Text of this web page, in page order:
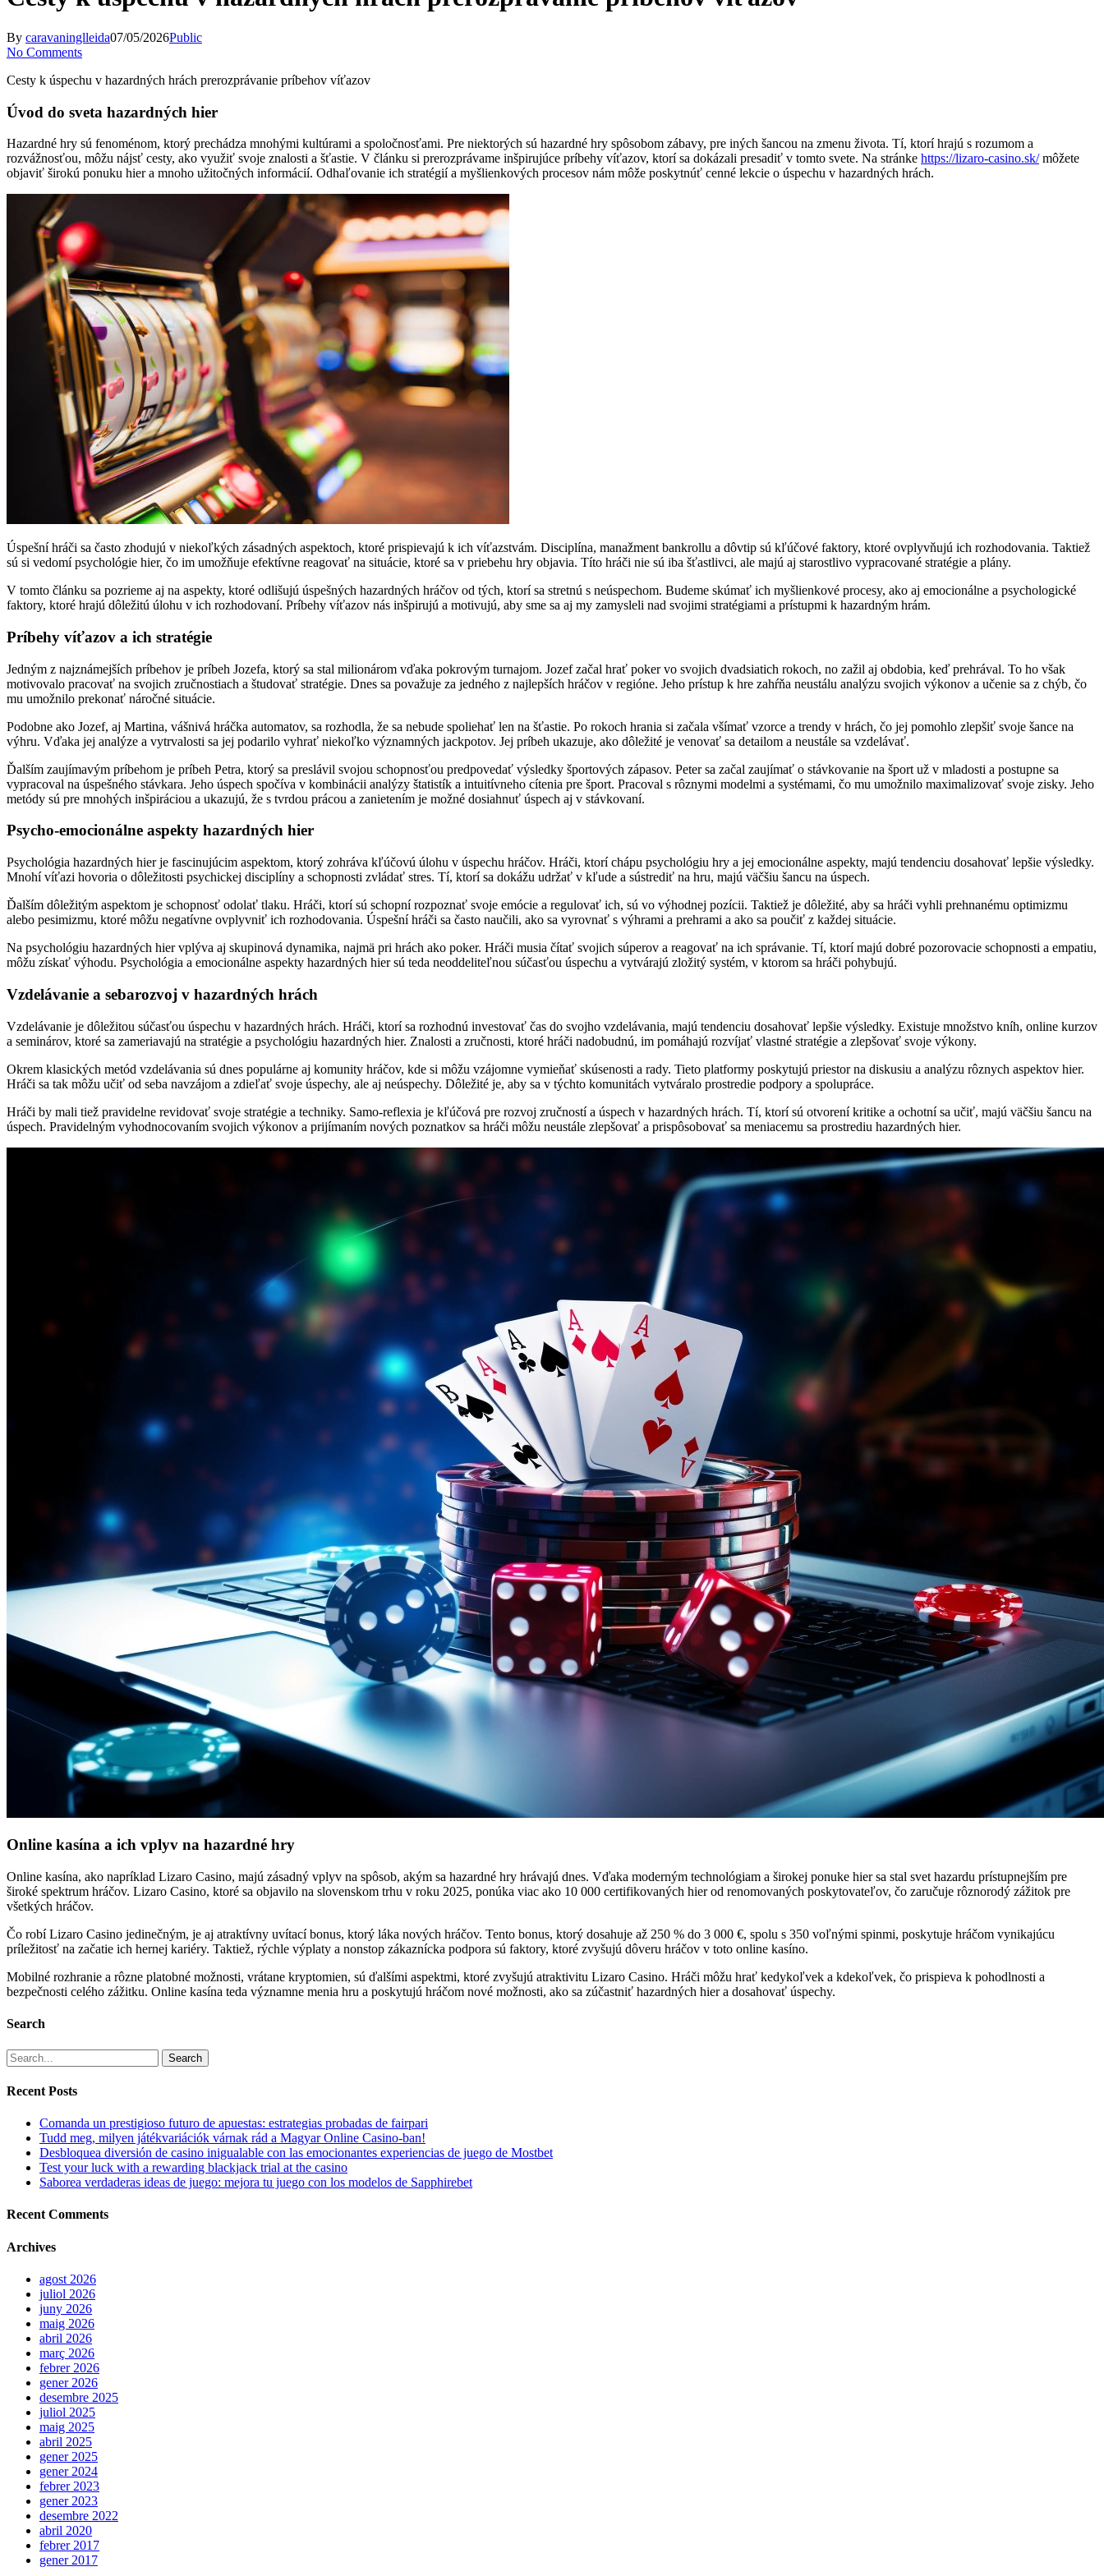
By caravaninglleida07/05/2026Public
No Comments
Cesty k úspechu v hazardných hrách prerozprávanie príbehov víťazov
Úvod do sveta hazardných hier
Hazardné hry sú fenoménom, ktorý prechádza mnohými kultúrami a spoločnosťami. Pre niektorých sú hazardné hry spôsobom zábavy, pre iných šancou na zmenu života. Tí, ktorí hrajú s rozumom a
rozvážnosťou, môžu nájsť cesty, ako využiť svoje znalosti a šťastie. V článku si prerozprávame inšpirujúce príbehy víťazov, ktorí sa dokázali presadiť v tomto svete. Na stránke https://lizaro-casino.sk/môžete
objaviť širokú ponuku hier a mnoho užitočných informácií. Odhaľovanie ich stratégií a myšlienkových procesov nám môže poskytnúť cenné lekcie o úspechu v hazardných hrách.
Úspešní hráči sa často zhodujú v niekoľkých zásadných aspektoch, ktoré prispievajú k ich víťazstvám. Disciplína, manažment bankrollu a dôvtip sú kľúčové faktory, ktoré ovplyvňujú ich rozhodovania. Taktiež
sú si vedomí psychológie hier, čo im umožňuje efektívne reagovať na situácie, ktoré sa v priebehu hry objavia. Títo hráči nie sú iba šťastlivci, ale majú aj starostlivo vypracované stratégie a plány.
V tomto článku sa pozrieme aj na aspekty, ktoré odlišujú úspešných hazardných hráčov od tých, ktorí sa stretnú s neúspechom. Budeme skúmať ich myšlienkové procesy, ako aj emocionálne a psychologické
faktory, ktoré hrajú dôležitú úlohu v ich rozhodovaní. Príbehy víťazov nás inšpirujú a motivujú, aby sme sa aj my zamysleli nad svojimi stratégiami a prístupmi k hazardným hrám.
Príbehy víťazov a ich stratégie
Jedným z najznámejších príbehov je príbeh Jozefa, ktorý sa stal milionárom vďaka pokrovým turnajom. Jozef začal hrať poker vo svojich dvadsiatich rokoch, no zažil aj obdobia, keď prehrával. To ho však
motivovalo pracovať na svojich zručnostiach a študovať stratégie. Dnes sa považuje za jedného z najlepších hráčov v regióne. Jeho prístup k hre zahŕňa neustálu analýzu svojich výkonov a učenie sa z chýb, čo
mu umožnilo prekonať náročné situácie.
Podobne ako Jozef, aj Martina, vášnivá hráčka automatov, sa rozhodla, že sa nebude spoliehať len na šťastie. Po rokoch hrania si začala všímať vzorce a trendy v hrách, čo jej pomohlo zlepšiť svoje šance na
výhru. Vďaka jej analýze a vytrvalosti sa jej podarilo vyhrať niekoľko významných jackpotov. Jej príbeh ukazuje, ako dôležité je venovať sa detailom a neustále sa vzdelávať.
Ďalším zaujímavým príbehom je príbeh Petra, ktorý sa preslávil svojou schopnosťou predpovedať výsledky športových zápasov. Peter sa začal zaujímať o stávkovanie na šport už v mladosti a postupne sa
vypracoval na úspešného stávkara. Jeho úspech spočíva v kombinácii analýzy štatistík a intuitívneho cítenia pre šport. Pracoval s rôznymi modelmi a systémami, čo mu umožnilo maximalizovať svoje zisky. Jeho
metódy sú pre mnohých inšpiráciou a ukazujú, že s tvrdou prácou a zanietením je možné dosiahnuť úspech aj v stávkovaní.
Psycho-emocionálne aspekty hazardných hier
Psychológia hazardných hier je fascinujúcim aspektom, ktorý zohráva kľúčovú úlohu v úspechu hráčov. Hráči, ktorí chápu psychológiu hry a jej emocionálne aspekty, majú tendenciu dosahovať lepšie výsledky.
Mnohí víťazi hovoria o dôležitosti psychickej disciplíny a schopnosti zvládať stres. Tí, ktorí sa dokážu udržať v kľude a sústrediť na hru, majú väčšiu šancu na úspech.
Ďalším dôležitým aspektom je schopnosť odolať tlaku. Hráči, ktorí sú schopní rozpoznať svoje emócie a regulovať ich, sú vo výhodnej pozícii. Taktiež je dôležité, aby sa hráči vyhli prehnanému optimizmu
alebo pesimizmu, ktoré môžu negatívne ovplyvniť ich rozhodovania. Úspešní hráči sa často naučili, ako sa vyrovnať s výhrami a prehrami a ako sa poučiť z každej situácie.
Na psychológiu hazardných hier vplýva aj skupinová dynamika, najmä pri hrách ako poker. Hráči musia čítať svojich súperov a reagovať na ich správanie. Tí, ktorí majú dobré pozorovacie schopnosti a empatiu,
môžu získať výhodu. Psychológia a emocionálne aspekty hazardných hier sú teda neoddeliteľnou súčasťou úspechu a vytvárajú zložitý systém, v ktorom sa hráči pohybujú.
Vzdelávanie a sebarozvoj v hazardných hrách
Vzdelávanie je dôležitou súčasťou úspechu v hazardných hrách. Hráči, ktorí sa rozhodnú investovať čas do svojho vzdelávania, majú tendenciu dosahovať lepšie výsledky. Existuje množstvo kníh, online kurzov
a seminárov, ktoré sa zameriavajú na stratégie a psychológiu hazardných hier. Znalosti a zručnosti, ktoré hráči nadobudnú, im pomáhajú rozvíjať vlastné stratégie a zlepšovať svoje výkony.
Okrem klasických metód vzdelávania sú dnes populárne aj komunity hráčov, kde si môžu vzájomne vymieňať skúsenosti a rady. Tieto platformy poskytujú priestor na diskusiu a analýzu rôznych aspektov hier.
Hráči sa tak môžu učiť od seba navzájom a zdieľať svoje úspechy, ale aj neúspechy. Dôležité je, aby sa v týchto komunitách vytváralo prostredie podpory a spolupráce.
Hráči by mali tiež pravidelne revidovať svoje stratégie a techniky. Samo-reflexia je kľúčová pre rozvoj zručností a úspech v hazardných hrách. Tí, ktorí sú otvorení kritike a ochotní sa učiť, majú väčšiu šancu na
úspech. Pravidelným vyhodnocovaním svojich výkonov a prijímaním nových poznatkov sa hráči môžu neustále zlepšovať a prispôsobovať sa meniacemu sa prostrediu hazardných hier.
Online kasína a ich vplyv na hazardné hry
Online kasína, ako napríklad Lizaro Casino, majú zásadný vplyv na spôsob, akým sa hazardné hry hrávajú dnes. Vďaka moderným technológiam a širokej ponuke hier sa stal svet hazardu prístupnejším pre
široké spektrum hráčov. Lizaro Casino, ktoré sa objavilo na slovenskom trhu v roku 2025, ponúka viac ako 10 000 certifikovaných hier od renomovaných poskytovateľov, čo zaručuje rôznorodý zážitok pre
všetkých hráčov.
Čo robí Lizaro Casino jedinečným, je aj atraktívny uvítací bonus, ktorý láka nových hráčov. Tento bonus, ktorý dosahuje až 250 % do 3 000 €, spolu s 350 voľnými spinmi, poskytuje hráčom vynikajúcu
príležitosť na začatie ich hernej kariéry. Taktiež, rýchle výplaty a nonstop zákaznícka podpora sú faktory, ktoré zvyšujú dôveru hráčov v toto online kasíno.
Mobilné rozhranie a rôzne platobné možnosti, vrátane kryptomien, sú ďalšími aspektmi, ktoré zvyšujú atraktivitu Lizaro Casino. Hráči môžu hrať kedykoľvek a kdekoľvek, čo prispieva k pohodlnosti a
bezpečnosti celého zážitku. Online kasína teda významne menia hru a poskytujú hráčom nové možnosti, ako sa zúčastniť hazardných hier a dosahovať úspechy.
Search
Search
Recent Posts
Comanda un prestigioso futuro de apuestas: estrategias probadas de fairpari
Tudd meg, milyen játékvariációk várnak rád a Magyar Online Casino-ban!
Desbloquea diversión de casino inigualable con las emocionantes experiencias de juego de Mostbet
Test your luck with a rewarding blackjack trial at the casino
Saborea verdaderas ideas de juego: mejora tu juego con los modelos de Sapphirebet
Recent Comments
Archives
agost 2026
juliol 2026
juny 2026
maig 2026
abril 2026
març 2026
febrer 2026
gener 2026
desembre 2025
juliol 2025
maig 2025
abril 2025
gener 2025
gener 2024
febrer 2023
gener 2023
desembre 2022
abril 2020
febrer 2017
gener 2017